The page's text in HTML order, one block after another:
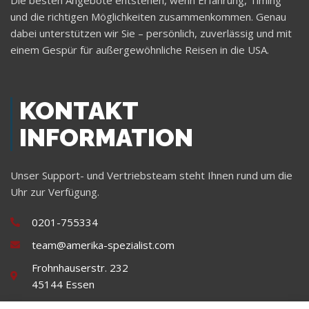
und die richtigen Möglichkeiten zusammenkommen. Genau
dabei unterstützen wir Sie – persönlich, zuverlässig und mit
einem Gespür für außergewöhnliche Reisen in die USA.
KONTAKT
INFORMATION
Unser Support- und Vertriebsteam steht Ihnen rund um die
Uhr zur Verfügung.
0201-755334
team@amerika-spezialist.com
Frohnhauserstr. 232
45144 Essen